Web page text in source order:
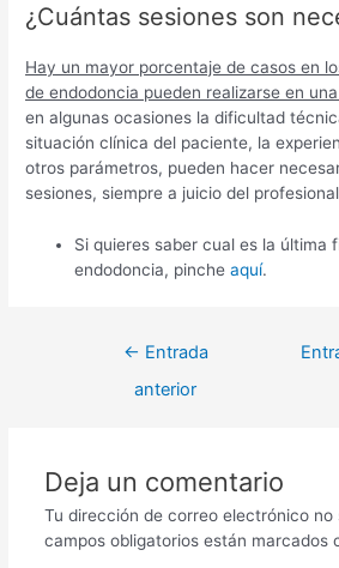
¿Cuántas sesiones son
Hay un mayor porcentaje de casos en
de endodoncia pueden realizarse en
en algunas ocasiones la dificultad
situación clínica del paciente, la
otros parámetros, pueden hacer
sesiones, siempre a juicio del
Si quieres saber cual es la última
endodoncia, pincheaquí.
Navegación
← Entrada
anterior
Deja un comentario
Tu dirección de correo electrónico no
campos obligatorios están marcados